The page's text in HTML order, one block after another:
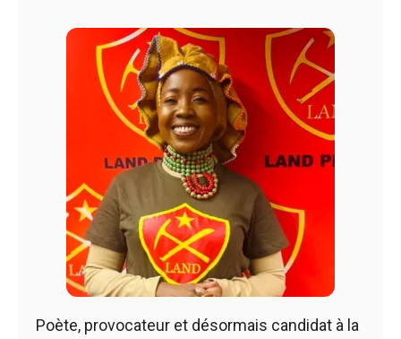
Poète, provocateur et désormais candidat à la